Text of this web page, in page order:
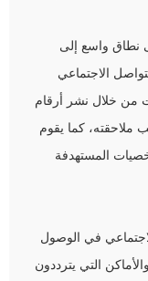
نطاق واسع إلى
الاجتماعي
من خلال نشر أرقام
ملاحقته، كما يقوم
المستهدفة
في الوصول
التي يترددون